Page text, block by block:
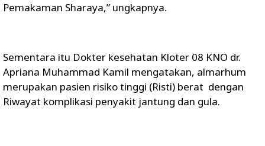
Pemakaman Sharaya,” ungkapnya.
Sementara itu Dokter kesehatan Kloter 08 KNO dr.
Apriana Muhammad Kamil mengatakan, almarhum
merupakan pasien risiko tinggi (Risti) berat dengan
Riwayat komplikasi penyakit jantung dan gula.